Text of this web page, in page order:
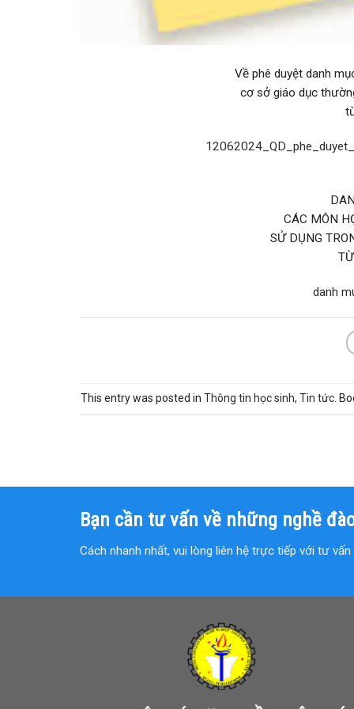
Về phê duyệt danh
cơ sở giáo dục
CÁC MÔN
SỬ DỤNG
danh
This entry was posted in Thông tin học sinh, Tin tức.
Bạn cần tư vấn về những nghề
Cách nhanh nhất, vui lòng liên hệ trực tiếp với tư